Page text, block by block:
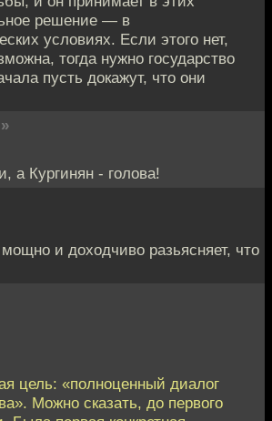
решение — в
условиях. Если этого нет,
тогда нужно государство
пусть докажут, что они
»
а Кургинян - голова!
и доходчиво разьясняет, что
цель: «полноценный диалог
Можно сказать, до первого